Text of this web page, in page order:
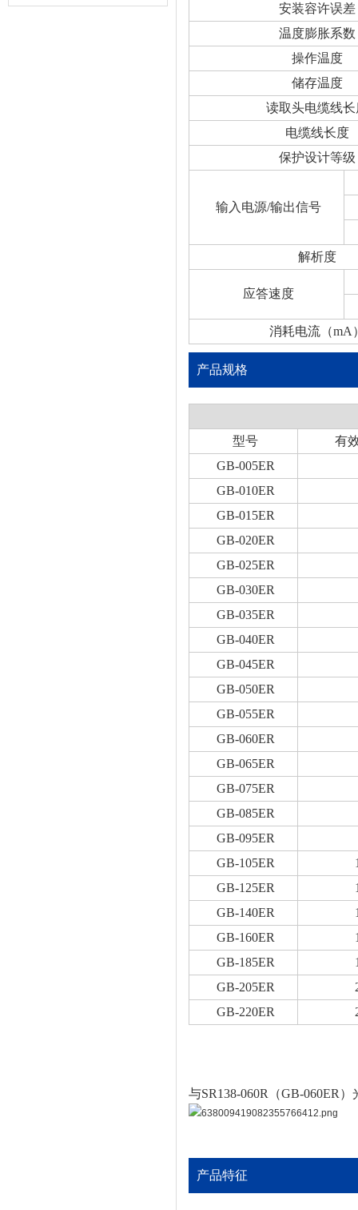
安装容许误差
温度膨胀系数
操作温度
储存温度
读取头电缆线长
电缆线长度
保护设计等级
输入电源/输出信号
解析度
应答速度
消耗电流（mA
产品规格
型号
有
GB-005ER
GB-010ER
GB-015ER
GB-020ER
GB-025ER
GB-030ER
GB-035ER
GB-040ER
GB-045ER
GB-050ER
GB-055ER
GB-060ER
GB-065ER
GB-075ER
GB-085ER
GB-095ER
GB-105ER
GB-125ER
GB-140ER
GB-160ER
GB-185ER
GB-205ER
GB-220ER
与SR138-060R（GB-060ER
产品特征